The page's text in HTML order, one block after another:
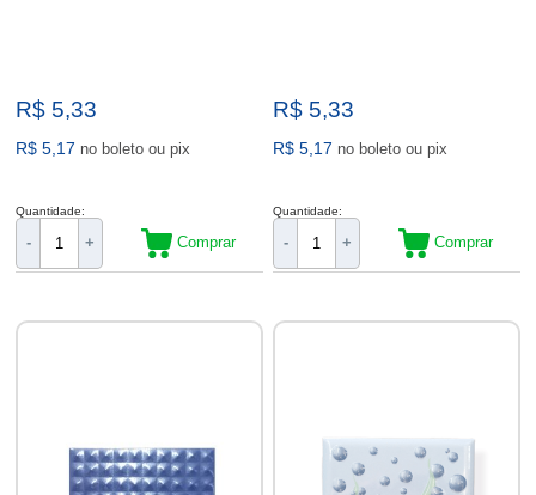
R$ 5,33
R$ 5,17 no boleto ou pix
Quantidade:
- + Comprar
R$ 5,33
R$ 5,17 no boleto ou pix
Quantidade:
- + Comprar